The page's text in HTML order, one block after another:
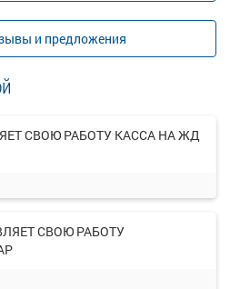
и предложения
СВОЮ РАБОТУ КАССА НА ЖД
СВОЮ РАБОТУ